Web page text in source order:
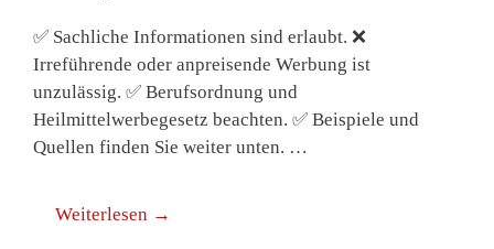
✅ Sachliche Informationen sind erlaubt. ❌
Irreführende oder anpreisende Werbung ist
unzulässig. ✅ Berufsordnung und
Heilmittelwerbegesetz beachten. ✅ Beispiele und
Quellen finden Sie weiter unten. …
Weiterlesen →